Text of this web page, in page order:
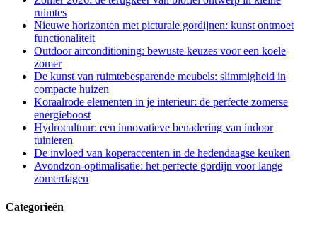
ruimtes
Nieuwe horizonten met picturale gordijnen: kunst ontmoet
functionaliteit
Outdoor airconditioning: bewuste keuzes voor een koele
zomer
De kunst van ruimtebesparende meubels: slimmigheid in
compacte huizen
Koraalrode elementen in je interieur: de perfecte zomerse
energieboost
Hydrocultuur: een innovatieve benadering van indoor
tuinieren
De invloed van koperaccenten in de hedendaagse keuken
Avondzon-optimalisatie: het perfecte gordijn voor lange
zomerdagen
Categorieën